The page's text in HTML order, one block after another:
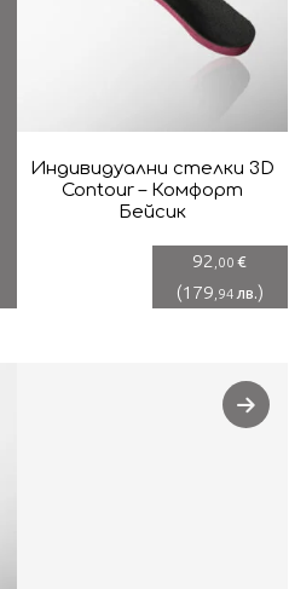
Индивидуални стелки 3D
Contour – Комфорт
Бейсик
92 ,00 €
(179 ,94 лв.)